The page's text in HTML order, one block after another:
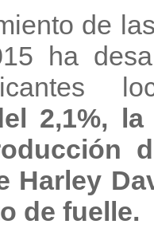
de
ha
2,1%,
Harley
de fuelle.